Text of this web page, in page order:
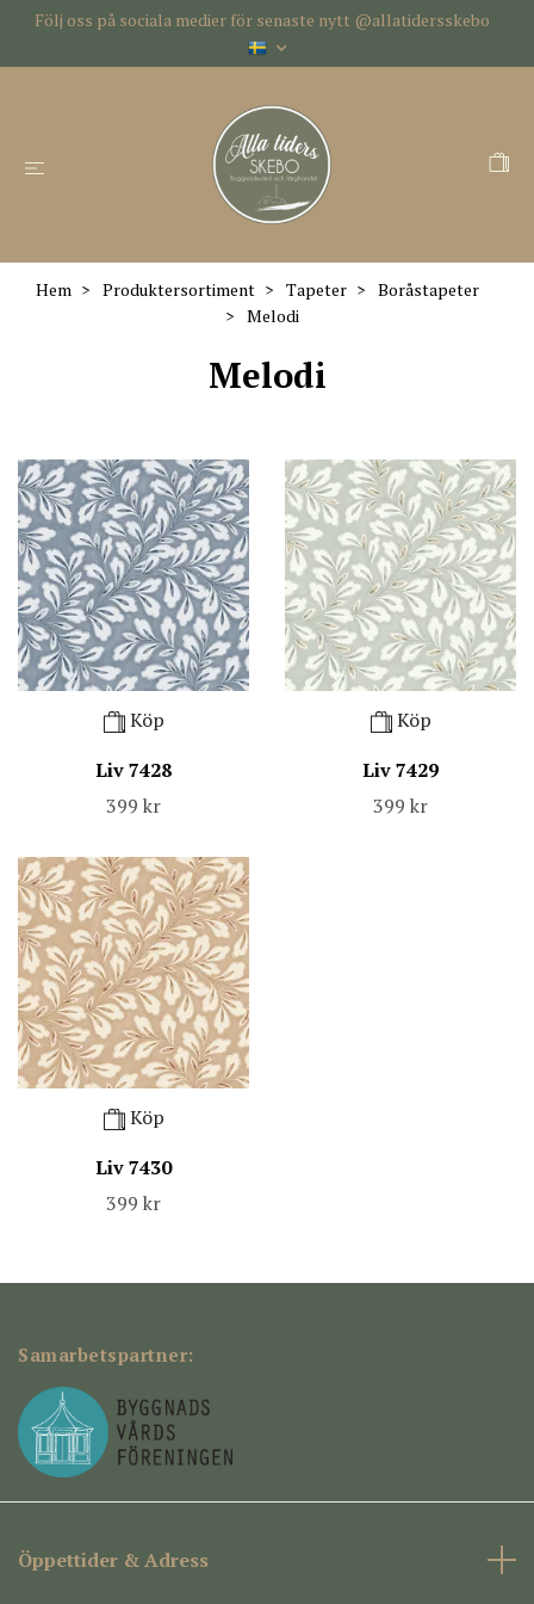
Följ oss på sociala medier för senaste nytt @allatidersskebo
Hem Produktersortiment Tapeter
Boråstapeter
Melodi
Melodi
Köp
Liv 7428
399 kr
Köp
Liv 7429
399 kr
Köp
Liv 7430
399 kr
Samarbetspartner:
Öppettider & Adress